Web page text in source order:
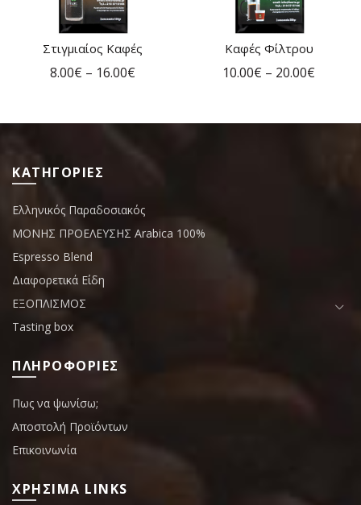
ΓΡΗΓΟΡΗ ΑΓΟΡΑ
Στιγμιαίος Καφές
8.00€ – 16.00€
ΓΡΗΓΟΡΗ ΑΓΟΡΑ
Καφές Φίλτρου
10.00€ – 20.00€
ΚΑΤΗΓΟΡΙΕΣ
Ελληνικός Παραδοσιακός
ΜΟΝΗΣ ΠΡΟΕΛΕΥΣΗΣ Arabica 100%
Espresso Blend
Διαφορετικά Είδη
ΕΞΟΠΛΙΣΜΟΣ
Tasting box
ΠΛΗΡΟΦΟΡΙΕΣ
Πως να ψωνίσω;
Αποστολή Προϊόντων
Επικοινωνία
ΧΡΗΣΙΜΑ LINKS